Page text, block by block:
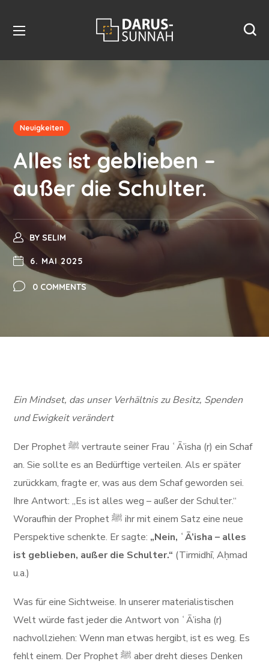
Neuigkeiten
Alles ist geblieben –
außer die Schulter.
BY SELIM
6. MAI 2025
0 COMMENTS
Ein Mindset, das unser Verhältnis zu Besitz, Spenden
und Ewigkeit verändert
Der Prophet ﷺ vertraute seiner Frau ʿĀ’isha (r) ein Schaf
an. Sie sollte es an Bedürftige verteilen. Als er später
zurückkam, fragte er, was aus dem Schaf geworden sei.
Ihre Antwort: „Es ist alles weg – außer der Schulter.“
Woraufhin der Prophet ﷺ ihr mit einem Satz eine neue
Perspektive schenkte. Er sagte: „Nein, ʿĀ’isha – alles
ist geblieben, außer die Schulter.“ (Tirmidhī, Aḥmad
u.a.)
Was für eine Sichtweise. In unserer materialistischen
Welt würde fast jeder die Antwort von ʿĀ’isha (r)
nachvollziehen: Wenn man etwas hergibt, ist es weg. Es
fehlt einem. Der Prophet ﷺ aber dreht dieses Denken